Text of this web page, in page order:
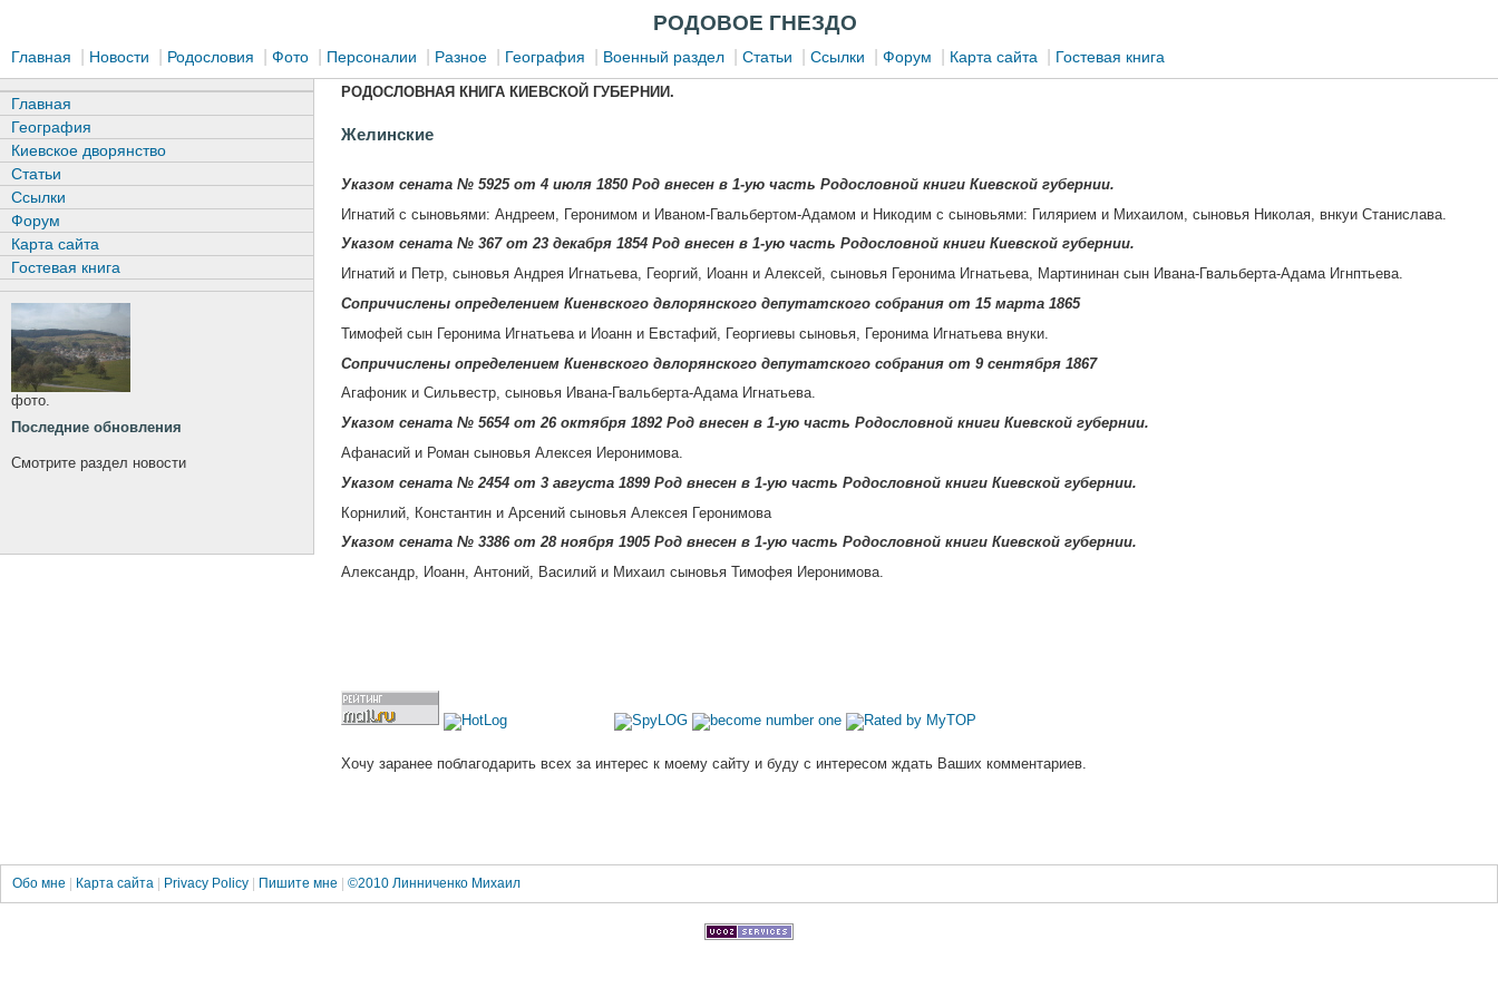
РОДОВОЕ ГНЕЗДО
Главная Новости Родословия Фото Персоналии Разное География Военный раздел Статьи Ссылки Форум Карта сайта Гостевая книга
РОДОСЛОВНАЯ КНИГА КИЕВСКОЙ ГУБЕРНИИ.
Желинские
Указом сената № 5925 от 4 июля 1850 Род внесен в 1-ую часть Родословной книги Киевской губернии.
Игнатий с сыновьями: Андреем, Геронимом и Иваном-Гвальбертом-Адамом и Никодим с сыновьями: Гилярием и Михаилом, сыновья Николая, внкуи Станислава.
Указом сената № 367 от 23 декабря 1854 Род внесен в 1-ую часть Родословной книги Киевской губернии.
Игнатий и Петр, сыновья Андрея Игнатьева, Георгий, Иоанн и Алексей, сыновья Геронима Игнатьева, Мартининан сын Ивана-Гвальберта-Адама Игнптьева.
Сопричислены определением Киенвского двлорянского депутатского собрания от 15 марта 1865
Тимофей сын Геронима Игнатьева и Иоанн и Евстафий, Георгиевы сыновья, Геронима Игнатьева внуки.
Сопричислены определением Киенвского двлорянского депутатского собрания от 9 сентября 1867
Агафоник и Сильвестр, сыновья Ивана-Гвальберта-Адама Игнатьева.
Указом сената № 5654 от 26 октября 1892 Род внесен в 1-ую часть Родословной книги Киевской губернии.
Афанасий и Роман сыновья Алексея Иеронимова.
Указом сената № 2454 от 3 августа 1899 Род внесен в 1-ую часть Родословной книги Киевской губернии.
Корнилий, Константин и Арсений сыновья Алексея Геронимова
Указом сената № 3386 от 28 ноября 1905 Род внесен в 1-ую часть Родословной книги Киевской губернии.
Александр, Иоанн, Антоний, Василий и Михаил сыновья Тимофея Иеронимова.
Хочу заранее поблагодарить всех за интерес к моему сайту и буду с интересом ждать Ваших комментариев.
Главная
География
Киевское дворянство
Статьи
Ссылки
Форум
Карта сайта
Гостевая книга
фото.
Последние обновления
Смотрите раздел новости
Обо мне | Карта сайта | Privacy Policy | Пишите мне | ©2010 Линниченко Михаил